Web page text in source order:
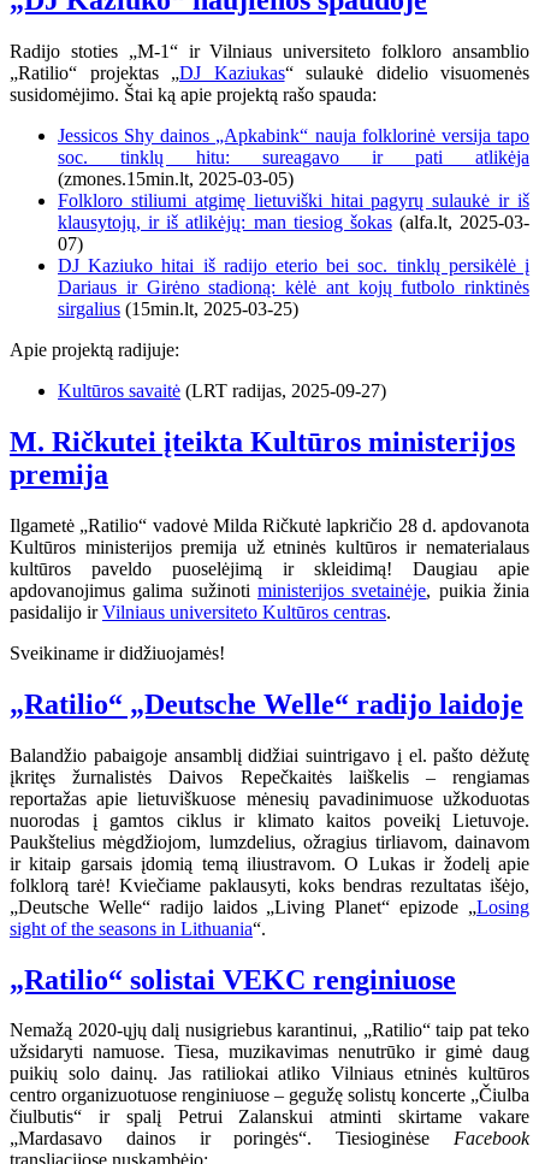
Radijo stoties „M-1“ ir Vilniaus universiteto folkloro ansamblio
„Ratilio“ projektas „DJ Kaziukas“ sulaukė didelio visuomenės
susidomėjimo. Štai ką apie projektą rašo spauda:
Jessicos Shy dainos „Apkabink“ nauja folklorinė versija tapo
soc. tinklų hitu: sureagavo ir pati atlikėja
(zmones.15min.lt, 2025-03-05)
Folkloro stiliumi atgimę lietuviški hitai pagyrų sulaukė ir iš
klausytojų, ir iš atlikėjų: man tiesiog šokas(alfa.lt, 2025-03-
07)
DJ Kaziuko hitai iš radijo eterio bei soc. tinklų persikėlė į
Dariaus ir Girėno stadioną: kėlė ant kojų futbolo rinktinės
sirgalius (15min.lt, 2025-03-25)
Apie projektą radijuje:
Kultūros savaitė (LRT radijas, 2025-09-27)
M. Ričkutei įteikta Kultūros ministerijos
premija
Ilgametė „Ratilio“ vadovė Milda Ričkutė lapkričio 28 d. apdovanota
Kultūros ministerijos premija už etninės kultūros ir nematerialaus
kultūros paveldo puoselėjimą ir skleidimą! Daugiau apie
apdovanojimus galima sužinoti ministerijos svetainėje, puikia žinia
pasidalijo irVilniaus universiteto Kultūros centras.
Sveikiname ir didžiuojamės!
„Ratilio“ „Deutsche Welle“ radijo laidoje
Balandžio pabaigoje ansamblį didžiai suintrigavo į el. pašto dėžutę
įkritęs žurnalistės Daivos Repečkaitės laiškelis – rengiamas
reportažas apie lietuviškuose mėnesių pavadinimuose užkoduotas
nuorodas į gamtos ciklus ir klimato kaitos poveikį Lietuvoje.
Paukštelius mėgdžiojom, lumzdelius, ožragius tirliavom, dainavom
ir kitaip garsais įdomią temą iliustravom. O Lukas ir žodelį apie
folklorą tarė! Kviečiame paklausyti, koks bendras rezultatas išėjo,
„Deutsche Welle“ radijo laidos „Living Planet“ epizode „Losing
sight of the seasons in Lithuania“.
„Ratilio“ solistai VEKC renginiuose
Nemažą 2020-ųjų dalį nusigriebus karantinui, „Ratilio“ taip pat teko
užsidaryti namuose. Tiesa, muzikavimas nenutrūko ir gimė daug
puikių solo dainų. Jas ratiliokai atliko Vilniaus etninės kultūros
centro organizuotuose renginiuose – gegužę solistų koncerte „Čiulba
čiulbutis“ ir spalį Petrui Zalanskui atminti skirtame vakare
„Mardasavo dainos ir poringės“. Tiesioginėse Facebook